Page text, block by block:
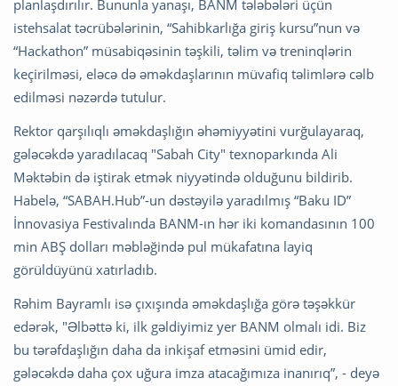
planlaşdırılır. Bununla yanaşı, BANM tələbələri üçün
istehsalat təcrübələrinin, “Sahibkarlığa giriş kursu”nun və
“Hackathon” müsabiqəsinin təşkili, təlim və treninqlərin
keçirilməsi, eləcə də əməkdaşlarının müvafiq təlimlərə cəlb
edilməsi nəzərdə tutulur.
Rektor qarşılıqlı əməkdaşlığın əhəmiyyətini vurğulayaraq,
gələcəkdə yaradılacaq "Sabah City" texnoparkında Ali
Məktəbin də iştirak etmək niyyətində olduğunu bildirib.
Habelə, “SABAH.Hub”-un dəstəyilə yaradılmış “Baku ID”
İnnovasiya Festivalında BANM-ın hər iki komandasının 100
min ABŞ dolları məbləğində pul mükafatına layiq
görüldüyünü xatırladıb.
Rəhim Bayramlı isə çıxışında əməkdaşlığa görə təşəkkür
edərək, "Əlbəttə ki, ilk gəldiyimiz yer BANM olmalı idi. Biz
bu tərəfdaşlığın daha da inkişaf etməsini ümid edir,
gələcəkdə daha çox uğura imza atacağımıza inanırıq”, - deyə